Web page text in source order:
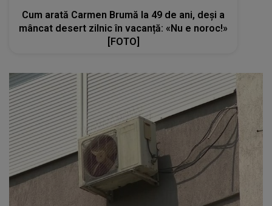
Cum arată Carmen Brumă la 49 de ani, deși a
mâncat desert zilnic în vacanță: «Nu e noroc!»
[FOTO]